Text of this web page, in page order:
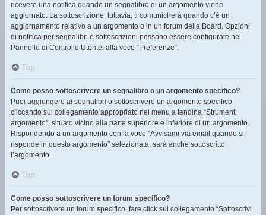
ricevere una notifica quando un segnalibro di un argomento viene
aggiornato. La sottoscrizione, tuttavia, ti comunicherà quando c’è un
aggiornamento relativo a un argomento o in un forum della Board. Opzioni
di notifica per segnalibri e sottoscrizioni possono essere configurate nel
Pannello di Controllo Utente, alla voce “Preferenze”.
Top
Come posso sottoscrivere un segnalibro o un argomento specifico?
Puoi aggiungere ai segnalibri o sottoscrivere un argomento specifico
cliccando sul collegamento appropriato nel menu a tendina “Strumenti
argomento”, situato vicino alla parte superiore e inferiore di un argomento.
Rispondendo a un argomento con la voce “Avvisami via email quando si
risponde in questo argomento” selezionata, sarà anche sottoscritto
l’argomento.
Top
Come posso sottoscrivere un forum specifico?
Per sottoscrivere un forum specifico, fare click sul collegamento “Sottoscrivi